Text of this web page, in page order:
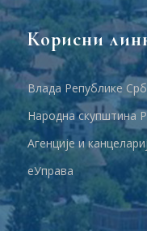
Корисни
Влада Републике
Народна скупштина
Агенције и
еУправа